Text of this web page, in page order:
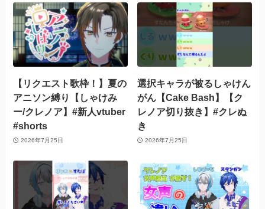
【リクエスト歌枠！】夏の
アニソン縛り【しゃけみ
ー/クレノア】#新人vtuber
#shorts
2026年7月25日
選択キャラが被るしゃけん
がん【Cake Bash】【ク
レノア切り抜き】#クレぬ
き
2026年7月25日